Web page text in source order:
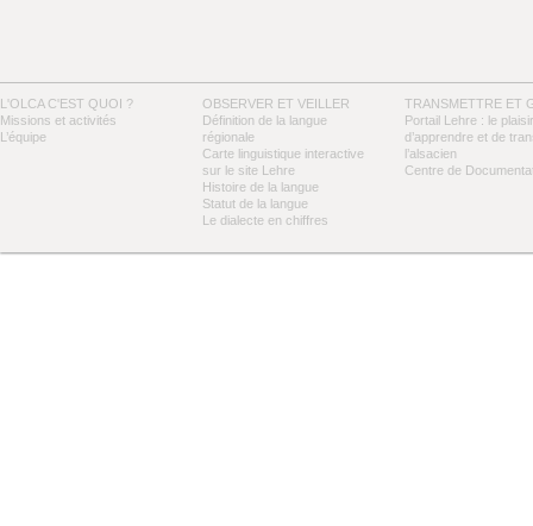
L'OLCA C'EST QUOI ?
Missions et activités
L’équipe
OBSERVER ET VEILLER
Définition de la langue
régionale
Carte linguistique interactive
sur le site Lehre
Histoire de la langue
Statut de la langue
Le dialecte en chiffres
TRANSMETTRE ET
Portail Lehre : le plaisir
d’apprendre et de
l’alsacien
Centre de